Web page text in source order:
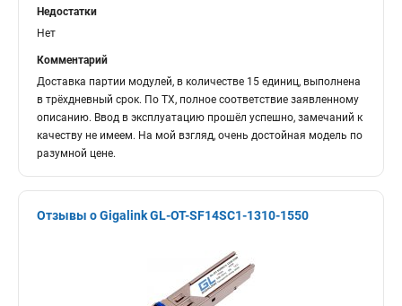
Недостатки
Нет
Комментарий
Доставка партии модулей, в количестве 15 единиц, выполнена
в трёхдневный срок. По ТХ, полное соответствие заявленному
описанию. Ввод в эксплуатацию прошёл успешно, замечаний к
качеству не имеем. На мой взгляд, очень достойная модель по
разумной цене.
Отзывы о Gigalink GL-OT-SF14SC1-1310-1550